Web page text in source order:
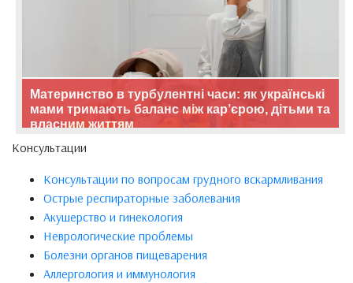
Материнство в турбулентні часи: як українські
мами тримають баланс між кар’єрою, дітьми та
власним життям
Консультации
Консультации по вопросам грудного вскармливания
Острые респираторные заболевания
Акушерство и гинекология
Неврологические проблемы
Болезни органов пищеварения
Аллергология и иммунология